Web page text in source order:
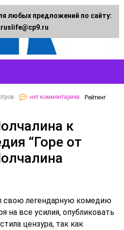
нет комментариев Рейтинг
к
“Горе от
свою легендарную комедию
на все усилия, опубликовать
цензура, так как
любых предложений по сайту: